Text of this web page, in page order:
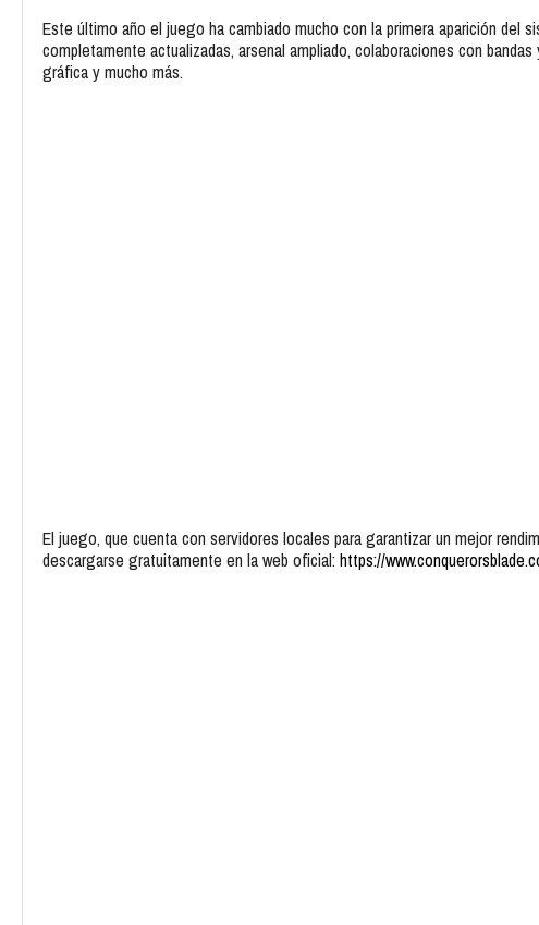
Este último año el juego ha cambiado mucho con la primera aparición del
completamente actualizadas, arsenal ampliado, colaboraciones con
gráfica y mucho más.
El juego, que cuenta con servidores locales para garantizar un mejor
descargarse gratuitamente en la web oficial: https://